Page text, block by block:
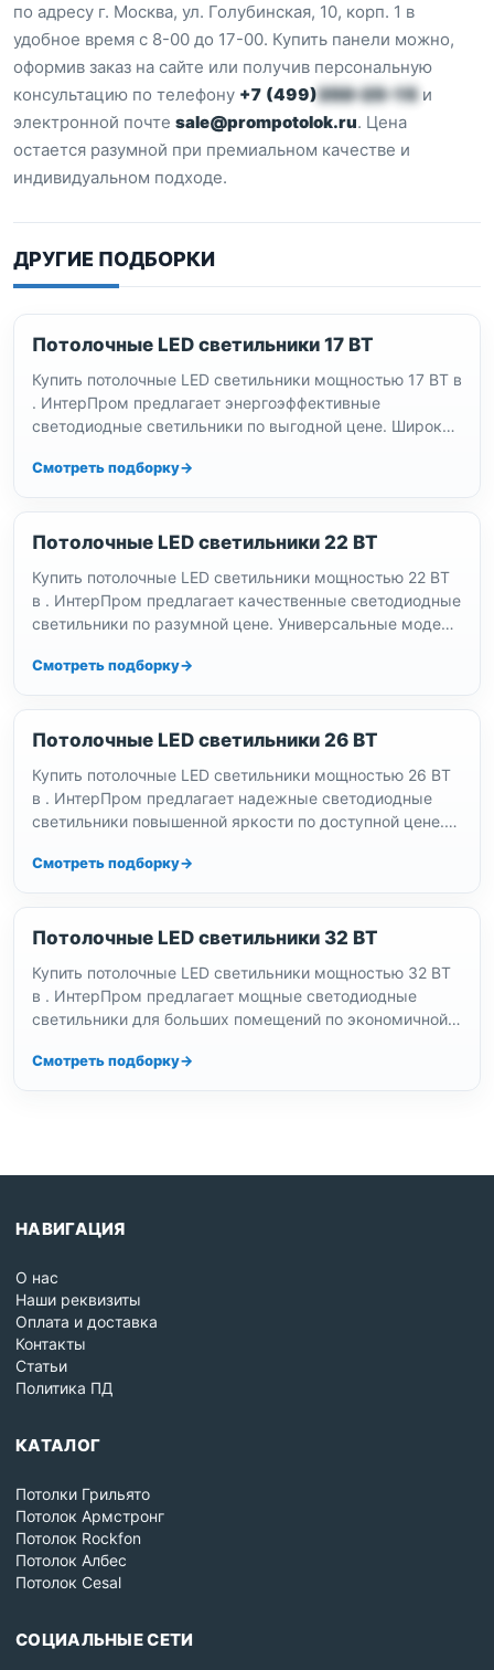
по адресу г. Москва, ул. Голубинская, 10, корп. 1 в
удобное время с 8-00 до 17-00. Купить панели можно,
оформив заказ на сайте или получив персональную
консультацию по телефону +7 (499)350-25-15и
электронной почте sale@prompotolok.ru. Цена
остается разумной при премиальном качестве и
индивидуальном подходе.
ДРУГИЕ ПОДБОРКИ
Потолочные LED светильники 17 ВТ
Купить потолочные LED светильники мощностью 17 ВТ в
. ИнтерПром предлагает энергоэффективные
светодиодные светильники по выгодной цене. Широкий
Смотреть подборку
Потолочные LED светильники 22 ВТ
Купить потолочные LED светильники мощностью 22 ВТ
в . ИнтерПром предлагает качественные светодиодные
светильники по разумной цене. Универсальные модели
Смотреть подборку
Потолочные LED светильники 26 ВТ
Купить потолочные LED светильники мощностью 26 ВТ
в . ИнтерПром предлагает надежные светодиодные
светильники повышенной яркости по доступной цене.
Смотреть подборку
Потолочные LED светильники 32 ВТ
Купить потолочные LED светильники мощностью 32 ВТ
в . ИнтерПром предлагает мощные светодиодные
светильники для больших помещений по экономичной
Профессиональные…
Смотреть подборку
НАВИГАЦИЯ
О нас
Наши реквизиты
Оплата и доставка
Контакты
Статьи
Политика ПД
КАТАЛОГ
Потолки Грильято
Потолок Армстронг
Потолок Rockfon
Потолок Албес
Потолок Cesal
СОЦИАЛЬНЫЕ СЕТИ